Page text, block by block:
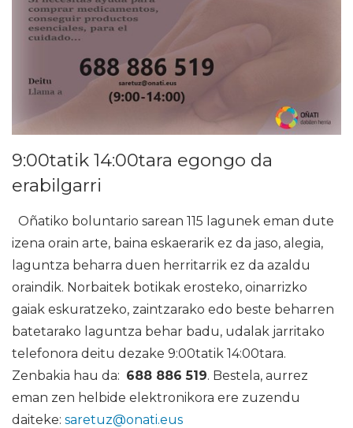
9:00tatik 14:00tara egongo da
erabilgarri
Oñatiko boluntario sarean 115 lagunek eman dute
izena orain arte, baina eskaerarik ez da jaso, alegia,
laguntza beharra duen herritarrik ez da azaldu
oraindik. Norbaitek botikak erosteko, oinarrizko
gaiak eskuratzeko, zaintzarako edo beste beharren
batetarako laguntza behar badu, udalak jarritako
telefonora deitu dezake 9:00tatik 14:00tara.
Zenbakia hau da: 688 886 519. Bestela, aurrez
eman zen helbide elektronikora ere zuzendu
daiteke: saretuz@onati.eus